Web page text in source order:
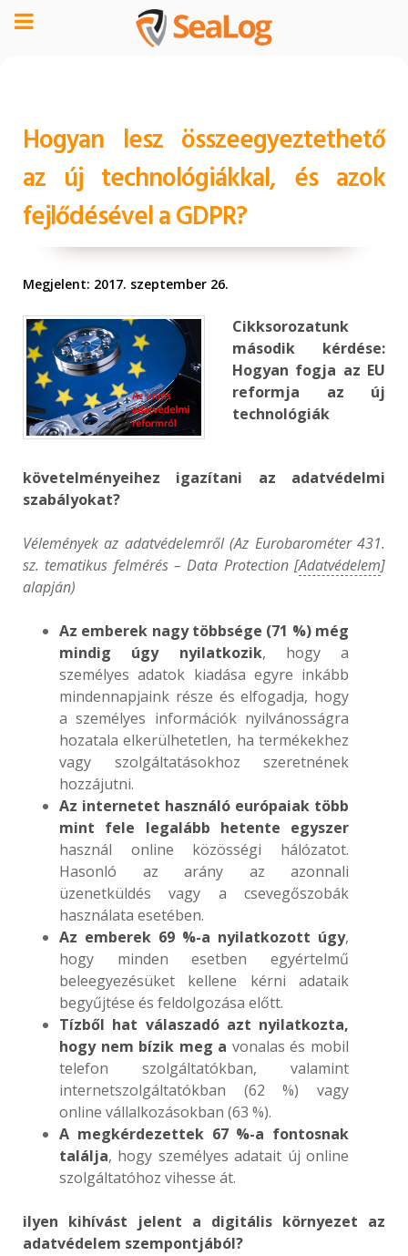
Hogyan lesz összeegyeztethető
az új technológiákkal, és azok
fejlődésével a GDPR?
Megjelent: 2017. szeptember 26.
Cikksorozatunk
második kérdése:
Hogyan fogja az EU
reformja az új
technológiák
követelményeihez igazítani az adatvédelmi
szabályokat?
Vélemények az adatvédelemről (Az Eurobarométer 431.
sz. tematikus felmérés – Data Protection [Adatvédelem]
alapján)
Az emberek nagy többsége (71 %) még
mindig úgy nyilatkozik, hogy a
személyes adatok kiadása egyre inkább
mindennapjaink része és elfogadja, hogy
a személyes információk nyilvánosságra
hozatala elkerülhetetlen, ha termékekhez
vagy szolgáltatásokhoz szeretnének
hozzájutni.
Az internetet használó európaiak több
mint fele
legalább hetente egyszer
használ online közösségi hálózatot.
Hasonló az arány az azonnali
üzenetküldés vagy a csevegőszobák
használata esetében.
Az emberek 69 %-a nyilatkozott úgy,
hogy minden esetben egyértelmű
beleegyezésüket kellene kérni adataik
begyűjtése és feldolgozása előtt.
Tízből hat válaszadó azt nyilatkozta,
hogy nem bízik meg a vonalas és mobil
telefon szolgáltatókban, valamint
internetszolgáltatókban (62 %) vagy
online vállalkozásokban (63 %).
A megkérdezettek 67 %-a fontosnak
találja, hogy személyes adatait új online
szolgáltatóhoz vihesse át.
ilyen kihívást jelent a digitális környezet az
adatvédelem szempontjából?